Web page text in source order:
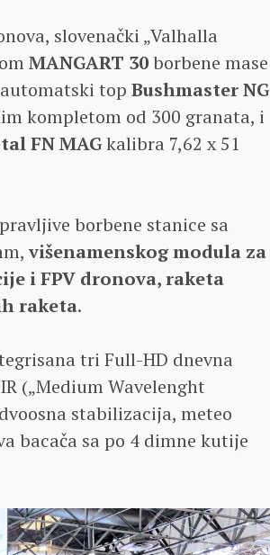
slovenački „Valhalla
MANGART 30borbene mase
top Bushmaster NG
kompletom od 300 granata, i
FN MAGkalibra 7,62 x 51
borbene stanice sa
višenamenskog modula za
i FPV dronova, raketa
raketa.
tri Full-HD dnevna
(„Medium Wavelenght
stabilizacija, meteo
bacača sa po 4 dimne kutije